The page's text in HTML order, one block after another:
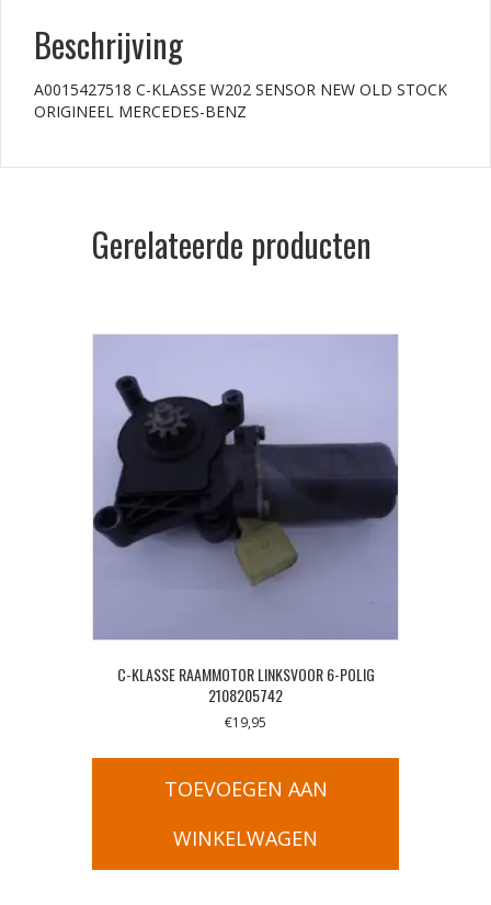
Beschrijving
A0015427518 C-KLASSE W202 SENSOR NEW OLD STOCK
ORIGINEEL MERCEDES-BENZ
Gerelateerde producten
C-KLASSE RAAMMOTOR LINKSVOOR 6-POLIG
2108205742
€19,95
TOEVOEGEN AAN
WINKELWAGEN